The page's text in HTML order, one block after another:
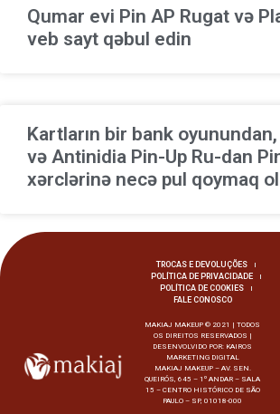
Qumar evi Pin AP Rugat və
veb sayt qəbul edin
Kartların bir bank
və Antinidia Pin-Up Ru-dan
xərclərinə necə pul qoymaq
TROCAS E DEVOLUÇÕES
POLÍTICA DE PRIVACIDADE
POLÍTICA DE COOKIES
FALE CONOSCO
MAKIAJ MAKEUP © 2021 | TODOS
OS DIREITOS RESERVADOS |
DESENVOLVIDO POR: KAIROS
MARKETING DIGITAL
MAKIAJ MAKEUP – AV. SEN.
QUEIRÓS, 645 – 1º ANDAR – SALA
15 – CENTRO HISTÓRICO DE SÃO
PAULO – SP, 01018-000